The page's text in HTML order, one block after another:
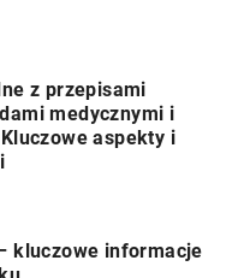
z przepisami
medycznymi i
aspekty i
kluczowe informacje